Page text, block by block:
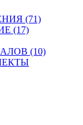
(71)
(17)
(10)